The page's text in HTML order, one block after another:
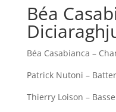
Béa
Béa Casabianca –
Patrick Nutoni –
Thierry Loison – Basse